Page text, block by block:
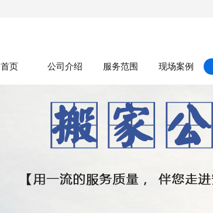
首页 公司介绍 服务范围 现场案例